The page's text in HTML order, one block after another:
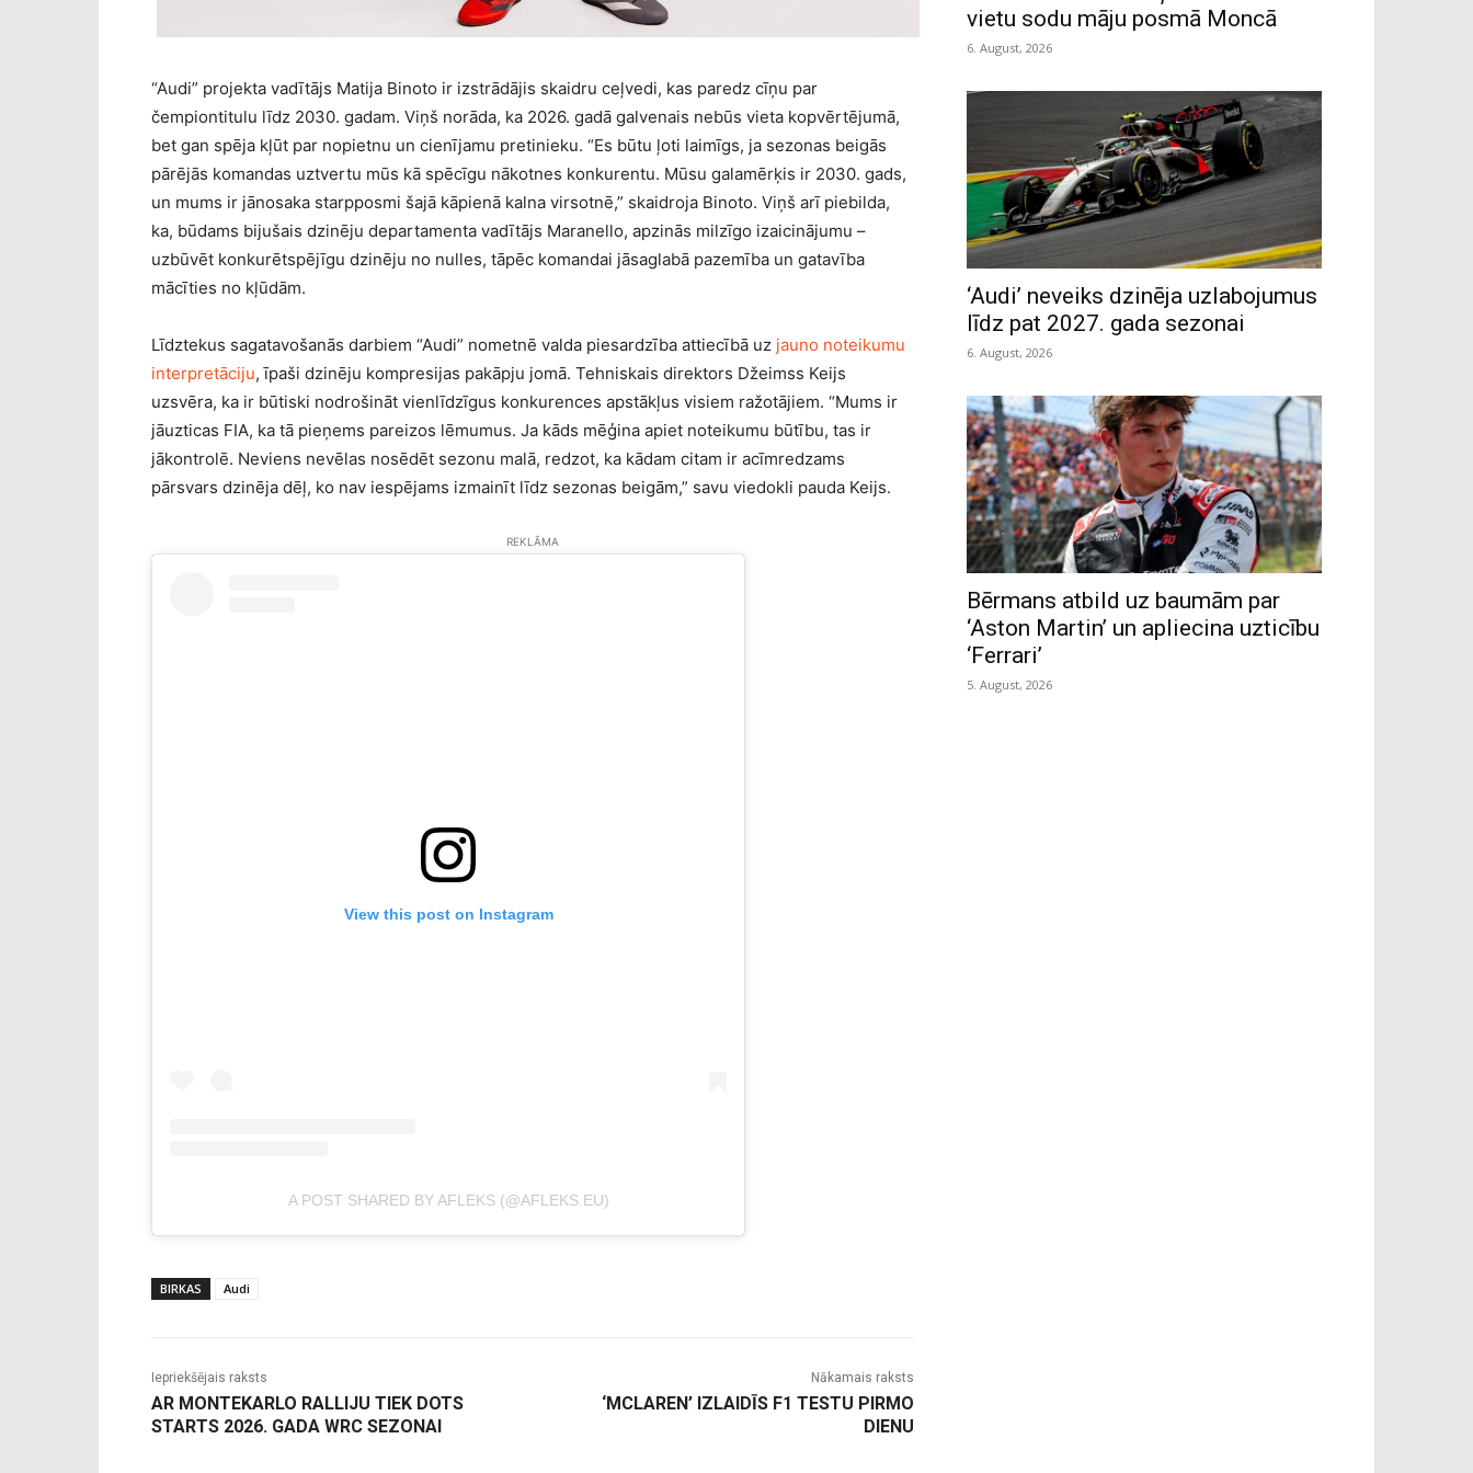
“Audi” projekta vadītājs Matija Binoto ir izstrādājis skaidru ceļvedi, kas paredz cīņu par
čempiontitulu līdz 2030. gadam. Viņš norāda, ka 2026. gadā galvenais nebūs vieta kopvērtējumā,
bet gan spēja kļūt par nopietnu un cienījamu pretinieku. “Es būtu ļoti laimīgs, ja sezonas beigās
pārējās komandas uztvertu mūs kā spēcīgu nākotnes konkurentu. Mūsu galamērķis ir 2030. gads,
un mums ir jānosaka starpposmi šajā kāpienā kalna virsotnē,” skaidroja Binoto. Viņš arī piebilda,
ka, būdams bijušais dzinēju departamenta vadītājs Maranello, apzinās milzīgo izaicinājumu –
uzbūvēt konkurētspējīgu dzinēju no nulles, tāpēc komandai jāsaglabā pazemība un gatavība
mācīties no kļūdām.
Līdztekus sagatavošanās darbiem “Audi” nometnē valda piesardzība attiecībā uz jauno noteikumu
interpretāciju, īpaši dzinēju kompresijas pakāpju jomā. Tehniskais direktors Džeimss Keijs
uzsvēra, ka ir būtiski nodrošināt vienlīdzīgus konkurences apstākļus visiem ražotājiem. “Mums ir
jāuzticas FIA, ka tā pieņems pareizos lēmumus. Ja kāds mēģina apiet noteikumu būtību, tas ir
jākontrolē. Neviens nevēlas nosēdēt sezonu malā, redzot, ka kādam citam ir acīmredzams
pārsvars dzinēja dēļ, ko nav iespējams izmainīt līdz sezonas beigām,” savu viedokli pauda Keijs.
REKLĀMA
View this post on Instagram
A POST SHARED BY AFLEKS (@AFLEKS.EU)
BIRKAS Audi
Iepriekšējais raksts
AR MONTEKARLO RALLIJU TIEK DOTS
STARTS 2026. GADA WRC SEZONAI
Nākamais raksts
‘MCLAREN’ IZLAIDĪS F1 TESTU PIRMO
DIENU
vietu sodu māju posmā Moncā
6. August, 2026
‘Audi’ neveiks dzinēja uzlabojumus
līdz pat 2027. gada sezonai
6. August, 2026
Bērmans atbild uz baumām par
‘Aston Martin’ un apliecina uzticību
‘Ferrari’
5. August, 2026